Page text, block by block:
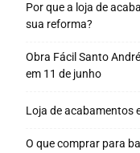
Por que a loja de
sua reforma?
Obra Fácil Santo
em 11 de junho
Loja de acabamentos
O que comprar para